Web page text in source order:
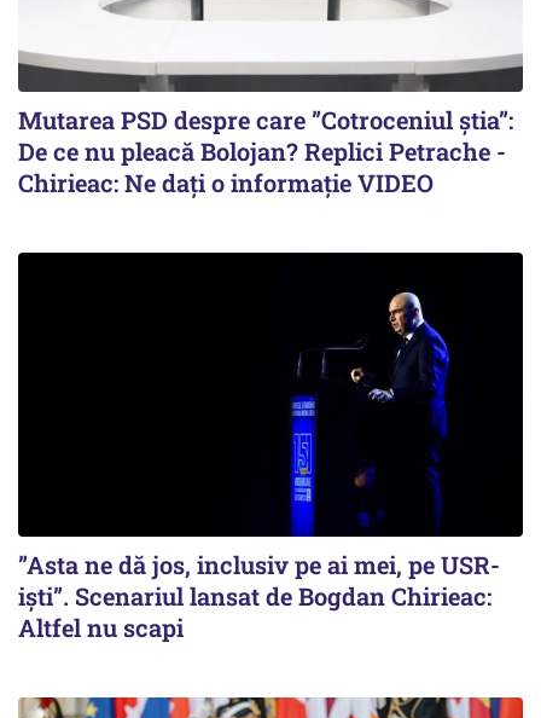
Mutarea PSD despre care ”Cotroceniul știa”:
De ce nu pleacă Bolojan? Replici Petrache -
Chirieac: Ne dați o informație VIDEO
”Asta ne dă jos, inclusiv pe ai mei, pe USR-
iști”. Scenariul lansat de Bogdan Chirieac:
Altfel nu scapi